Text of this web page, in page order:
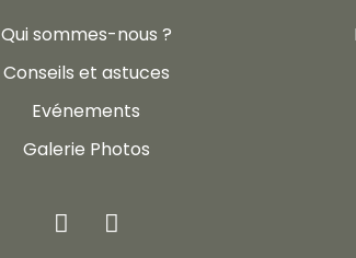
Qui sommes-nous ?
Conseils et astuces
Evénements
Galerie Photos